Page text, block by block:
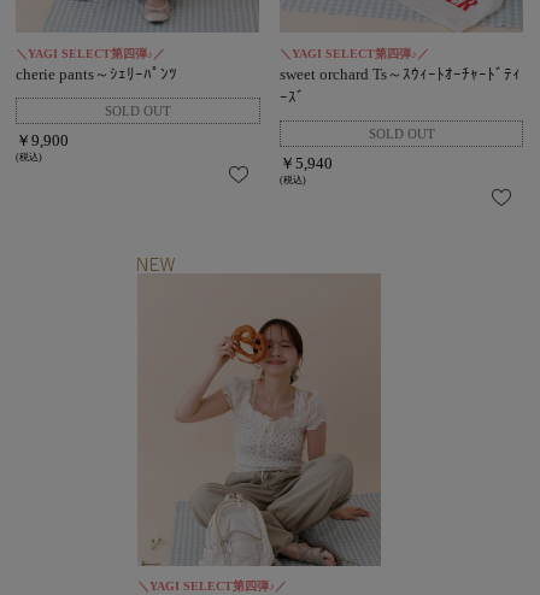
＼YAGI SELECT第四弾♪／
cherie pants～ｼｪﾘｰﾊﾟﾝﾂ
￥9,900
(税込)
＼YAGI SELECT第四弾♪／
sweet orchard Ts～ｽｳｨｰﾄｵｰﾁｬｰﾄﾞﾃｨ
ｰｽﾞ
￥5,940
(税込)
＼YAGI SELECT第四弾♪／